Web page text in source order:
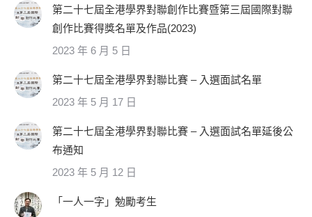
第二十七屆全港學界對聯創作比賽暨第三屆國際對聯
創作比賽得獎名單及作品(2023)
2023 年 6 月 5 日
第二十七屆全港學界對聯比賽 – 入選面試名單
2023 年 5 月 17 日
第二十七屆全港學界對聯比賽 – 入選面試名單延後公
布通知
2023 年 5 月 12 日
「一人一字」勉勵考生